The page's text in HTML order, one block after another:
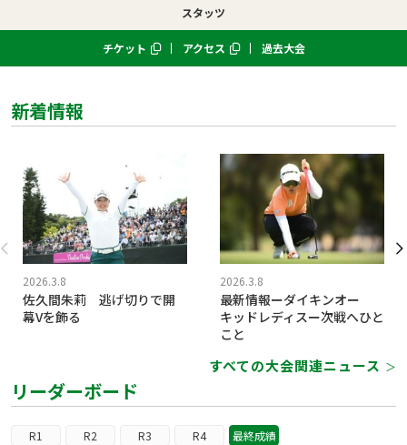
スタッツ
チケット アクセス 過去大会
新着情報
2026.3.8
佐久間朱莉 逃げ切りで開
幕Vを飾る
2026.3.8
最新情報ーダイキンオー
キッドレディスー次戦へひと
こと
すべての大会関連ニュース ＞
リーダーボード
R1 R2 R3 R4 最終成績